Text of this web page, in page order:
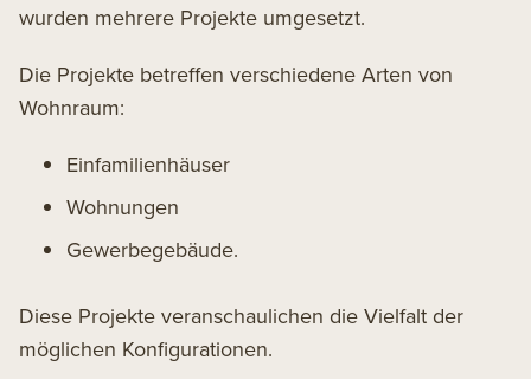
wurden mehrere Projekte umgesetzt.
Die Projekte betreffen verschiedene Arten von
Wohnraum:
Einfamilienhäuser
Wohnungen
Gewerbegebäude.
Diese Projekte veranschaulichen die Vielfalt der
möglichen Konfigurationen.